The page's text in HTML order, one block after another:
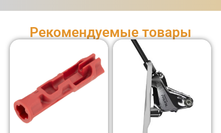
Рекомендуемые товары